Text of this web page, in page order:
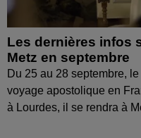
Les dernières infos
Metz en septembre
Du 25 au 28 septembre,
voyage apostolique en
à Lourdes, il se rendra à